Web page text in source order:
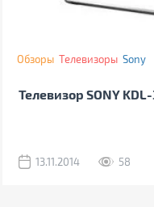
Обзоры Телевизоры Sony
Телевизор SONY
13.11.2014 58